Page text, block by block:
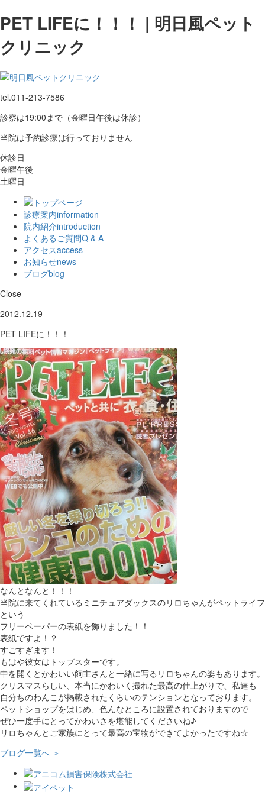
PET LIFEに！！！ | 明日風ペット
クリニック
tel.011-213-7586
診察は19:00まで（金曜日午後は休診）
当院は予約診療は行っておりません
休診日
金曜午後
土曜日
診療案内information
院内紹介introduction
よくあるご質問Q & A
アクセスaccess
お知らせnews
ブログblog
Close
2012.12.19
PET LIFEに！！！
なんとなんと！！！
当院に来てくれているミニチュアダックスのリロちゃんがペットライフ
という
フリーペーパーの表紙を飾りました！！
表紙ですよ！？
すごすぎます！
もはや彼女はトップスターです。
中を開くとかわいい飼主さんと一緒に写るリロちゃんの姿もあります。
クリスマスらしい、本当にかわいく撮れた最高の仕上がりで、私達も
自分ちのわんこが掲載されたくらいのテンションとなっております。
ペットショップをはじめ、色んなところに設置されておりますので
ぜひ一度手にとってかわいさを堪能してくださいね♪
リロちゃんとご家族にとって最高の宝物ができてよかったですね☆
ブログ一覧へ ＞